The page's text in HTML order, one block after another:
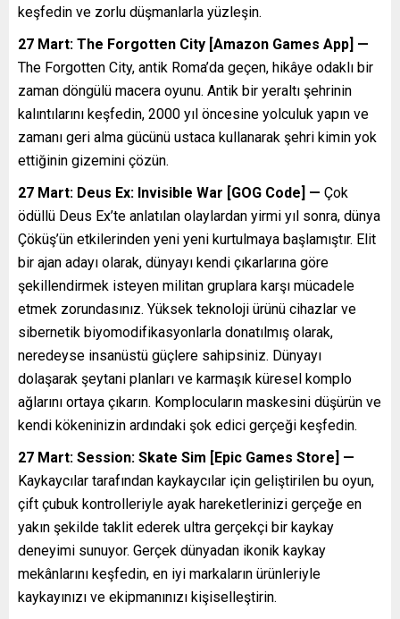
keşfedin ve zorlu düşmanlarla yüzleşin.
27 Mart: The Forgotten City [Amazon Games App] —
The Forgotten City, antik Roma’da geçen, hikâye odaklı bir
zaman döngülü macera oyunu. Antik bir yeraltı şehrinin
kalıntılarını keşfedin, 2000 yıl öncesine yolculuk yapın ve
zamanı geri alma gücünü ustaca kullanarak şehri kimin yok
ettiğinin gizemini çözün.
27 Mart: Deus Ex: Invisible War [GOG Code] — Çok
ödüllü Deus Ex’te anlatılan olaylardan yirmi yıl sonra, dünya
Çöküş’ün etkilerinden yeni yeni kurtulmaya başlamıştır. Elit
bir ajan adayı olarak, dünyayı kendi çıkarlarına göre
şekillendirmek isteyen militan gruplara karşı mücadele
etmek zorundasınız. Yüksek teknoloji ürünü cihazlar ve
sibernetik biyomodifikasyonlarla donatılmış olarak,
neredeyse insanüstü güçlere sahipsiniz. Dünyayı
dolaşarak şeytani planları ve karmaşık küresel komplo
ağlarını ortaya çıkarın. Komplocuların maskesini düşürün ve
kendi kökeninizin ardındaki şok edici gerçeği keşfedin.
27 Mart: Session: Skate Sim [Epic Games Store] —
Kaykaycılar tarafından kaykaycılar için geliştirilen bu oyun,
çift çubuk kontrolleriyle ayak hareketlerinizi gerçeğe en
yakın şekilde taklit ederek ultra gerçekçi bir kaykay
deneyimi sunuyor. Gerçek dünyadan ikonik kaykay
mekânlarını keşfedin, en iyi markaların ürünleriyle
kaykayınızı ve ekipmanınızı kişiselleştirin.